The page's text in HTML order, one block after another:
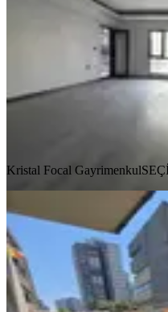
Osmangazi,
2+1
117 m²
4.750.000 ₺
Kristal Focal Gayrimenkul
Balkonlu
Osmangazi,
3+1
·130 m²